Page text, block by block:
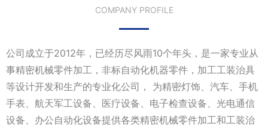
COMPANY PROFILE
公司成立于2012年，已经历尽风雨10个年头，是一家专业从
事精密机械零件加工，非标自动化机器零件，加工工装治具
等设计开发和生产的专业化公司， 为精密灯饰、汽车、手机
手表、航天军工设备、医疗设备、电子检查设备、光电通信
设备、办公自动化设备提供各类精密机械零件加工和工装治